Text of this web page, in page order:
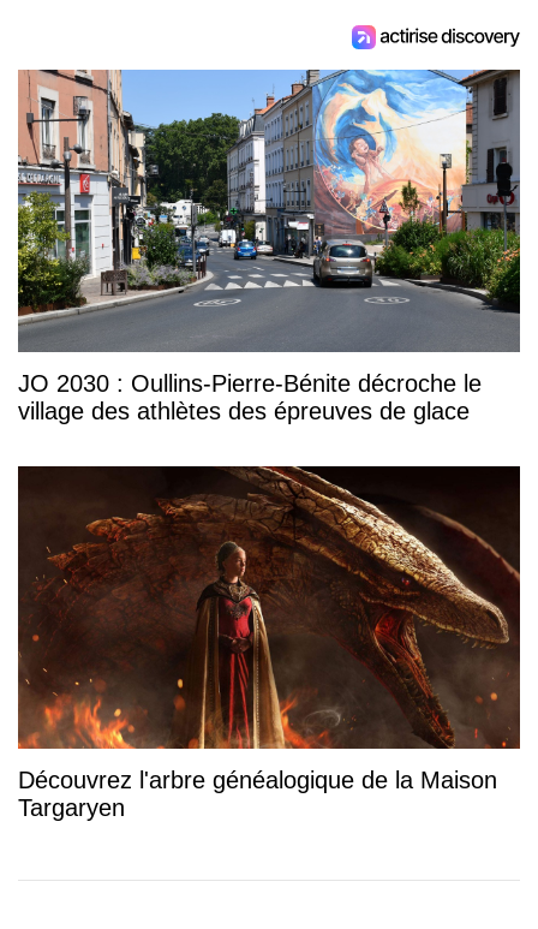
JO 2030 : Oullins-Pierre-Bénite décroche le
village des athlètes des épreuves de glace
Découvrez l'arbre généalogique de la Maison
Targaryen